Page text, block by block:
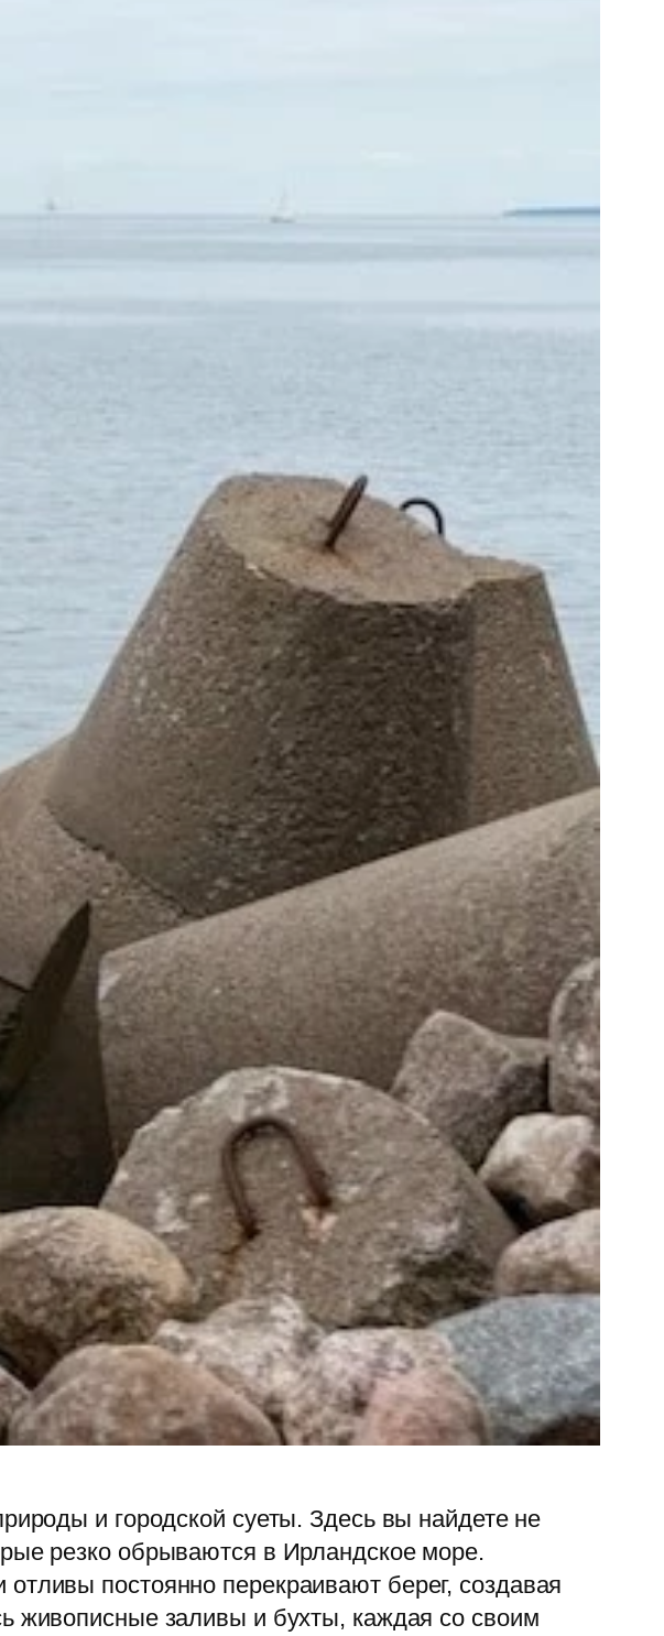
и городской суеты. Здесь вы найдете не
резко обрываются в Ирландское море.
постоянно перекраивают берег, создавая
живописные заливы и бухты, каждая со своим